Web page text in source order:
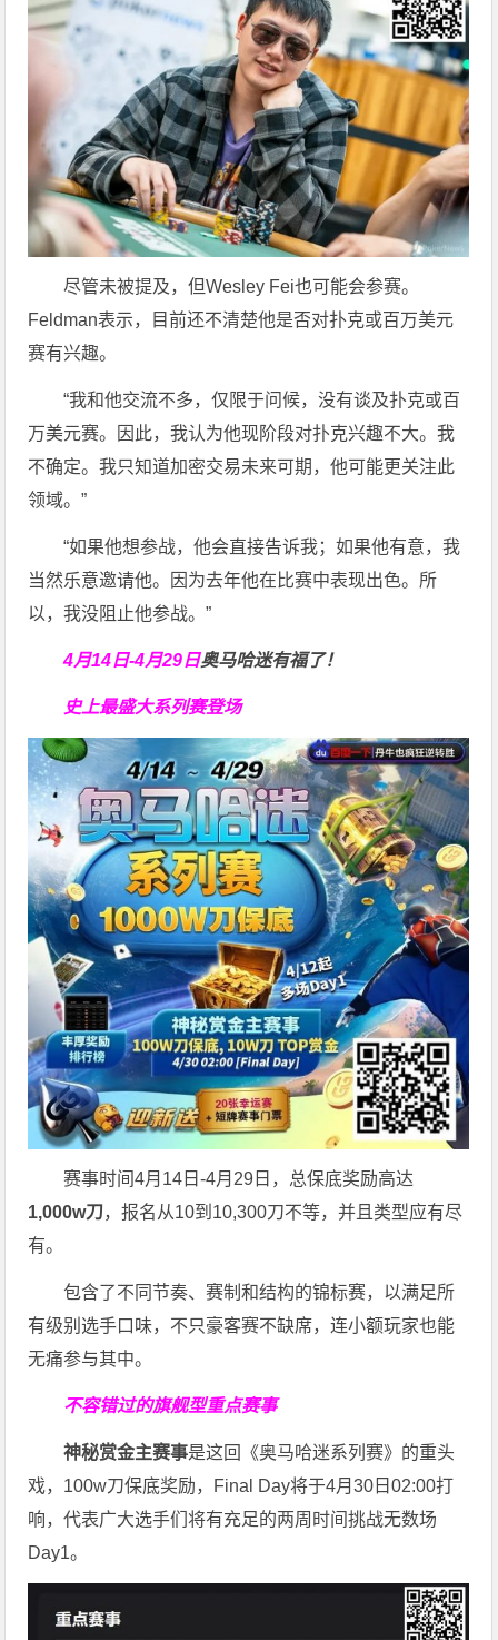
尽管未被提及，但Wesley Fei也可能会参赛。
Feldman表示，目前还不清楚他是否对扑克或百万美元
赛有兴趣。
“我和他交流不多，仅限于问候，没有谈及扑克或百
万美元赛。因此，我认为他现阶段对扑克兴趣不大。我
不确定。我只知道加密交易未来可期，他可能更关注此
领域。”
“如果他想参战，他会直接告诉我；如果他有意，我
当然乐意邀请他。因为去年他在比赛中表现出色。所
以，我没阻止他参战。”
4月14日-4月29日奥马哈迷有福了！
史上最盛大系列赛登场
赛事时间4月14日-4月29日，总保底奖励高达
1,000w刀，报名从10到10,300刀不等，并且类型应有尽
有。
包含了不同节奏、赛制和结构的锦标赛，以满足所
有级别选手口味，不只豪客赛不缺席，连小额玩家也能
无痛参与其中。
不容错过的旗舰型重点赛事
神秘赏金主赛事是这回《奥马哈迷系列赛》的重头
戏，100w刀保底奖励，Final Day将于4月30日02:00打
响，代表广大选手们将有充足的两周时间挑战无数场
Day1。